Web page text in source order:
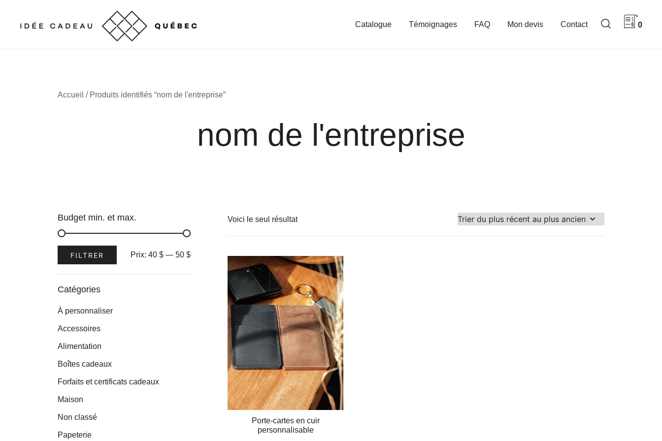
content
Catalogue Témoignages FAQ Mon devis Contact 0
Accueil / Produits identifiés “nom de l'entreprise”
nom de l'entreprise
Voici le seul résultat
Porte-cartes en cuir
personnalisable
Budget min. et max.
FILTRER Prix: 40 $ — 50 $
Catégories
À personnaliser
Accessoires
Alimentation
Boîtes cadeaux
Forfaits et certificats cadeaux
Maison
Non classé
Papeterie